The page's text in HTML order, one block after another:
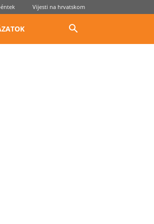
Vijesti na hrvatskom